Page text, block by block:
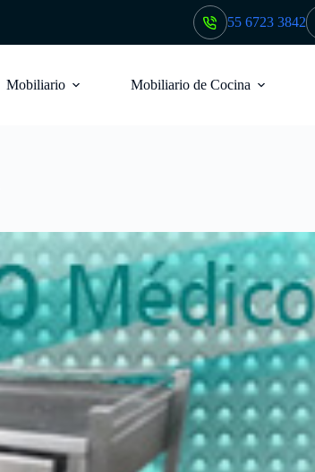
55 6723 3842
Mobiliario Mobiliario de Cocina